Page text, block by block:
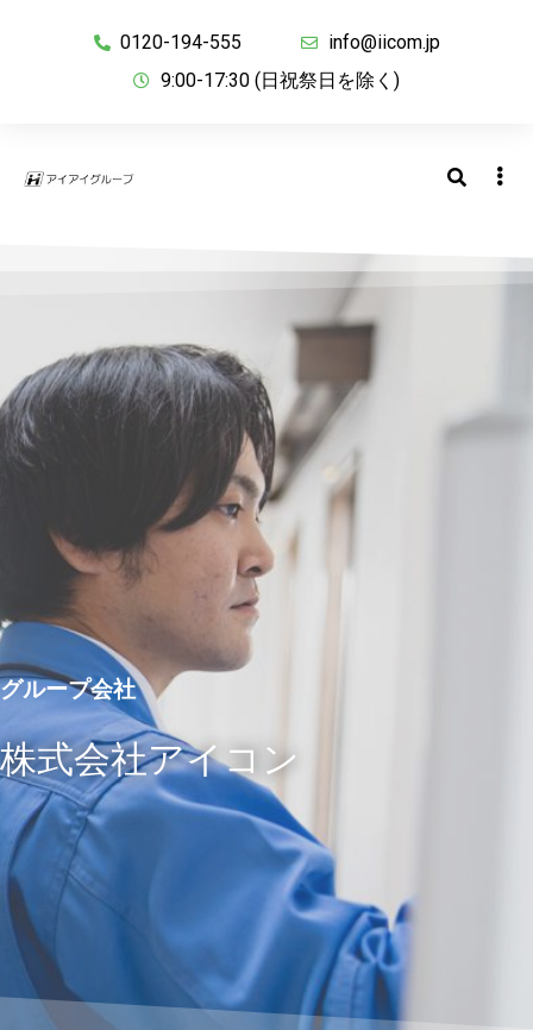
0120-194-555
info@iicom.jp
9:00-17:30 (日祝祭日を除く)
グループ会社
株式会社アイコン